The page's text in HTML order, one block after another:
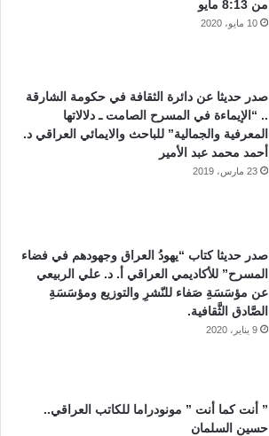
من 8:13 مايو
10 مايو، 2020
صدر حديثا عن دائرة الثقافة في حكومة الشارقة
.. “الإيماءة في المسرح الصامت ـ دلالاتها
المعرفية والجمالية” للباحث والايمائي العراقي د.
أحمد محمد عبد الأمير
23 مارس، 2019
صدر حديثا كتاب “يهودُ العراق وجهودهم في فضاء
المسرح” للأكاديمي العراقي أ. د. علي الربيعي
عن مؤسَسَةِ صَفاء للنّشرِ والتوزيع ومؤسَسَةِ
الصَّادق الثَّقافية.
9 يناير، 2020
” أنت كما أنت ” مونودراما للكاتب العراقي..
حسين السلمان